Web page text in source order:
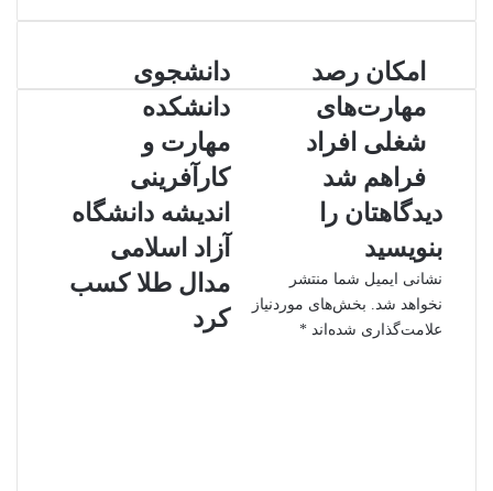
دانشجوی
دانشکده
مهارت
کارآفرینی
اندیشه
دانشگاه
آزاد
اسلامی
مدال
طلا
کسب
دانشجوی
دانشکده
مهارت و
کارآفرینی
اندیشه دانشگاه
آزاد اسلامی
مدال طلا کسب
کرد
امکان
رصد
مهارت‌های
شغلی
فراهم
شد
امکان رصد
مهارت‌های
شغلی افراد
فراهم شد
دیدگاهتان را
بنویسید
نشانی ایمیل شما منتشر
نخواهد شد. بخش‌های موردنیاز
علامت‌گذاری شده‌اند *